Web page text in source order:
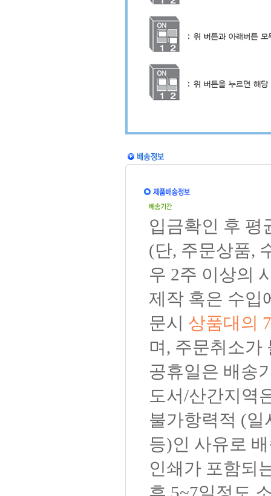
입금확인 후 평
(단, 주문상품,
우 2주 이상의
제작 혹은 수입
문시 상품대의
며, 주문취소가
공휴일은 배송
도서/산간지역
불가항력적 (일
등)인 사유로
인쇄가 포함되